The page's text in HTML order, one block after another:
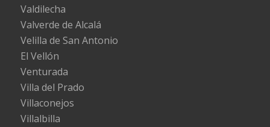
Valdilecha
Valverde de Alcalá
Velilla de San Antonio
El Vellón
Venturada
Villa del Prado
Villaconejos
Villalbilla